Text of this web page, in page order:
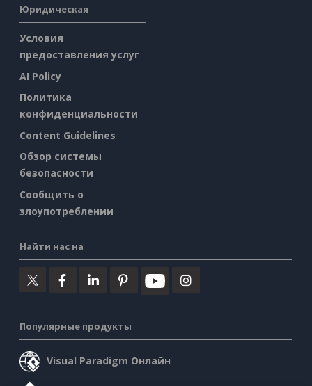
Юридическая
Условия
предоставления услуг
AI Policy
Политика
конфиденциальности
Content Guidelines
Обзор системы
безопасности
Сообщить о
злоупотреблении
Найти нас на
Популярные продукты
Visual Paradigm Онлайн